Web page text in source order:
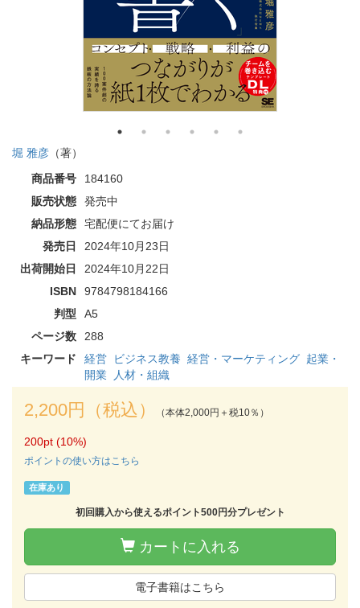
堀 雅彦 （著）
商品番号
184160
販売状態
発売中
納品形態
宅配便にてお届け
発売日
2024年10月23日
出荷開始日
2024年10月22日
ISBN
9784798184166
判型
A5
ページ数
288
キーワード
経営 ビジネス教養 経営・マーケティング 起業・
開業
人材・組織
2,200円（税込） （本体2,000円＋税10％）
200pt (10%)
ポイントの使い方はこちら
在庫あり
初回購入から使えるポイント500円分プレゼント
カートに入れる
電子書籍はこちら